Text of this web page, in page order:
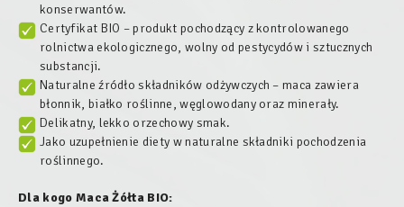
konserwantów.
Certyfikat BIO – produkt pochodzący z kontrolowanego
rolnictwa ekologicznego, wolny od pestycydów i sztucznych
substancji.
Naturalne źródło składników odżywczych – maca zawiera
błonnik, białko roślinne, węglowodany oraz minerały.
Delikatny, lekko orzechowy smak.
Jako uzupełnienie diety w naturalne składniki pochodzenia
roślinnego.
Dla kogo Maca Żółta BIO: